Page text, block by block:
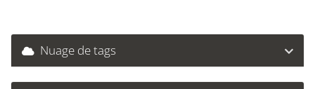
Nuage de tags